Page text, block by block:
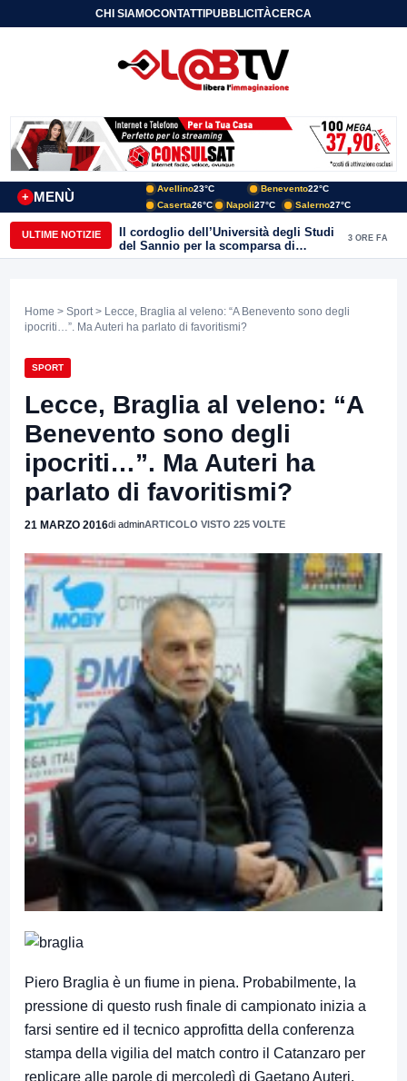
CHI SIAMOCONTATTIPUBBLICITÀCERCA
MENÙ
+
Avellino23°C Benevento22°C
Caserta26°C Napoli27°C Salerno27°C
ULTIME NOTIZIE
Il cordoglio dell’Università degli Studi
del Sannio per la scomparsa di
Roberto Costanzo
3 ORE FA
Home > Sport > Lecce, Braglia al veleno: “A Benevento sono degli
ipocriti…”. Ma Auteri ha parlato di favoritismi?
SPORT
Lecce, Braglia al veleno: “A
Benevento sono degli
ipocriti…”. Ma Auteri ha
parlato di favoritismi?
21 MARZO 2016di adminARTICOLO VISTO 225 VOLTE
Piero Braglia è un fiume in piena. Probabilmente, la
pressione di questo rush finale di campionato inizia a
farsi sentire ed il tecnico approfitta della conferenza
stampa della vigilia del match contro il Catanzaro per
replicare alle parole di mercoledì di Gaetano Auteri.